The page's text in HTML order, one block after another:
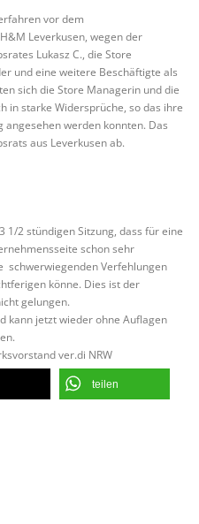
vor dem
Leverkusen, wegen der
Lukasz C., die Store
und eine weitere Beschäftigte als
sich die Store Managerin und die
in starke Widersprüche, so das ihre
werden konnten. Das
aus Leverkusen ab.
1/2 stündigen Sitzung, dass für eine
schon sehr
schwerwiegenden Verfehlungen
könne. Dies ist der
gelungen.
kann jetzt wieder ohne Auflagen
ver.di NRW
teilen